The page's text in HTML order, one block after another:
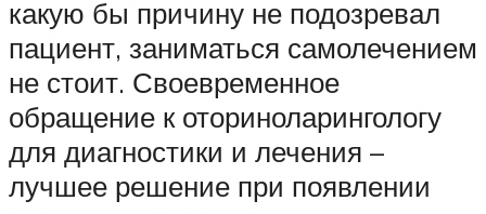
какую бы причину не подозревал
пациент, заниматься самолечением
не стоит. Своевременное
обращение к оториноларингологу
для диагностики и лечения –
лучшее решение при появлении